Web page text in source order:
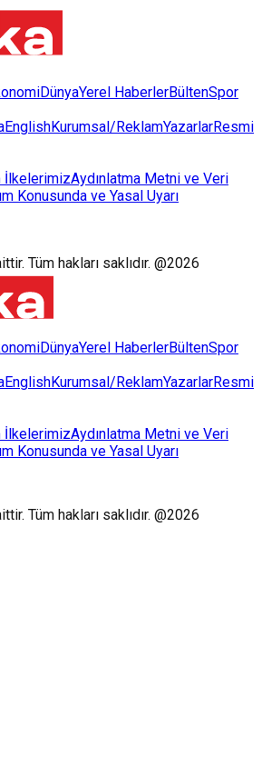
DünyaYerel HaberlerBültenSpor
Kurumsal/ReklamYazarlarResmi
İlkelerimizAydınlatma Metni ve Veri
Konusunda ve Yasal Uyarı
Tüm hakları saklıdır. @2026
DünyaYerel HaberlerBültenSpor
Kurumsal/ReklamYazarlarResmi
İlkelerimizAydınlatma Metni ve Veri
Konusunda ve Yasal Uyarı
Tüm hakları saklıdır. @2026